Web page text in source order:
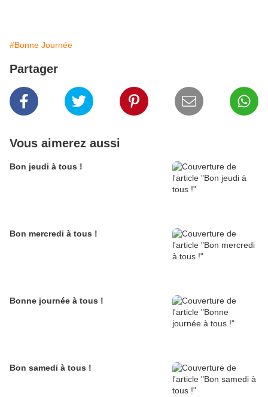
#Bonne Journée
Partager
Vous aimerez aussi
Bon jeudi à tous !
Bon mercredi à tous !
Bonne journée à tous !
Bon samedi à tous !